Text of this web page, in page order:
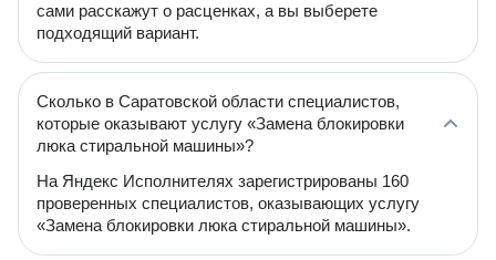
сами расскажут о расценках, а вы выберете
подходящий вариант.
Сколько в Саратовской области специалистов,
которые оказывают услугу «Замена блокировки
люка стиральной машины»?
На Яндекс Исполнителях зарегистрированы 160
проверенных специалистов, оказывающих услугу
«Замена блокировки люка стиральной машины».